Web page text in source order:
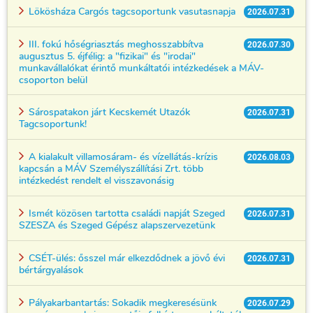
2026.07.31
Lökösháza Cargós tagcsoportunk vasutasnapja
2026.07.30
III. fokú hőségriasztás meghosszabbítva
augusztus 5. éjfélig: a "fizikai" és "irodai"
munkavállalókat érintő munkáltatói intézkedések a MÁV-
csoporton belül
2026.07.31
Sárospatakon járt Kecskemét Utazók
Tagcsoportunk!
2026.08.03
A kialakult villamosáram- és vízellátás-krízis
kapcsán a MÁV Személyszállítási Zrt. több
intézkedést rendelt el visszavonásig
2026.07.31
Ismét közösen tartotta családi napját Szeged
SZESZA és Szeged Gépész alapszervezetünk
2026.07.31
CSÉT-ülés: ősszel már elkezdődnek a jövő évi
bértárgyalások
2026.07.29
Pályakarbantartás: Sokadik megkeresésünk